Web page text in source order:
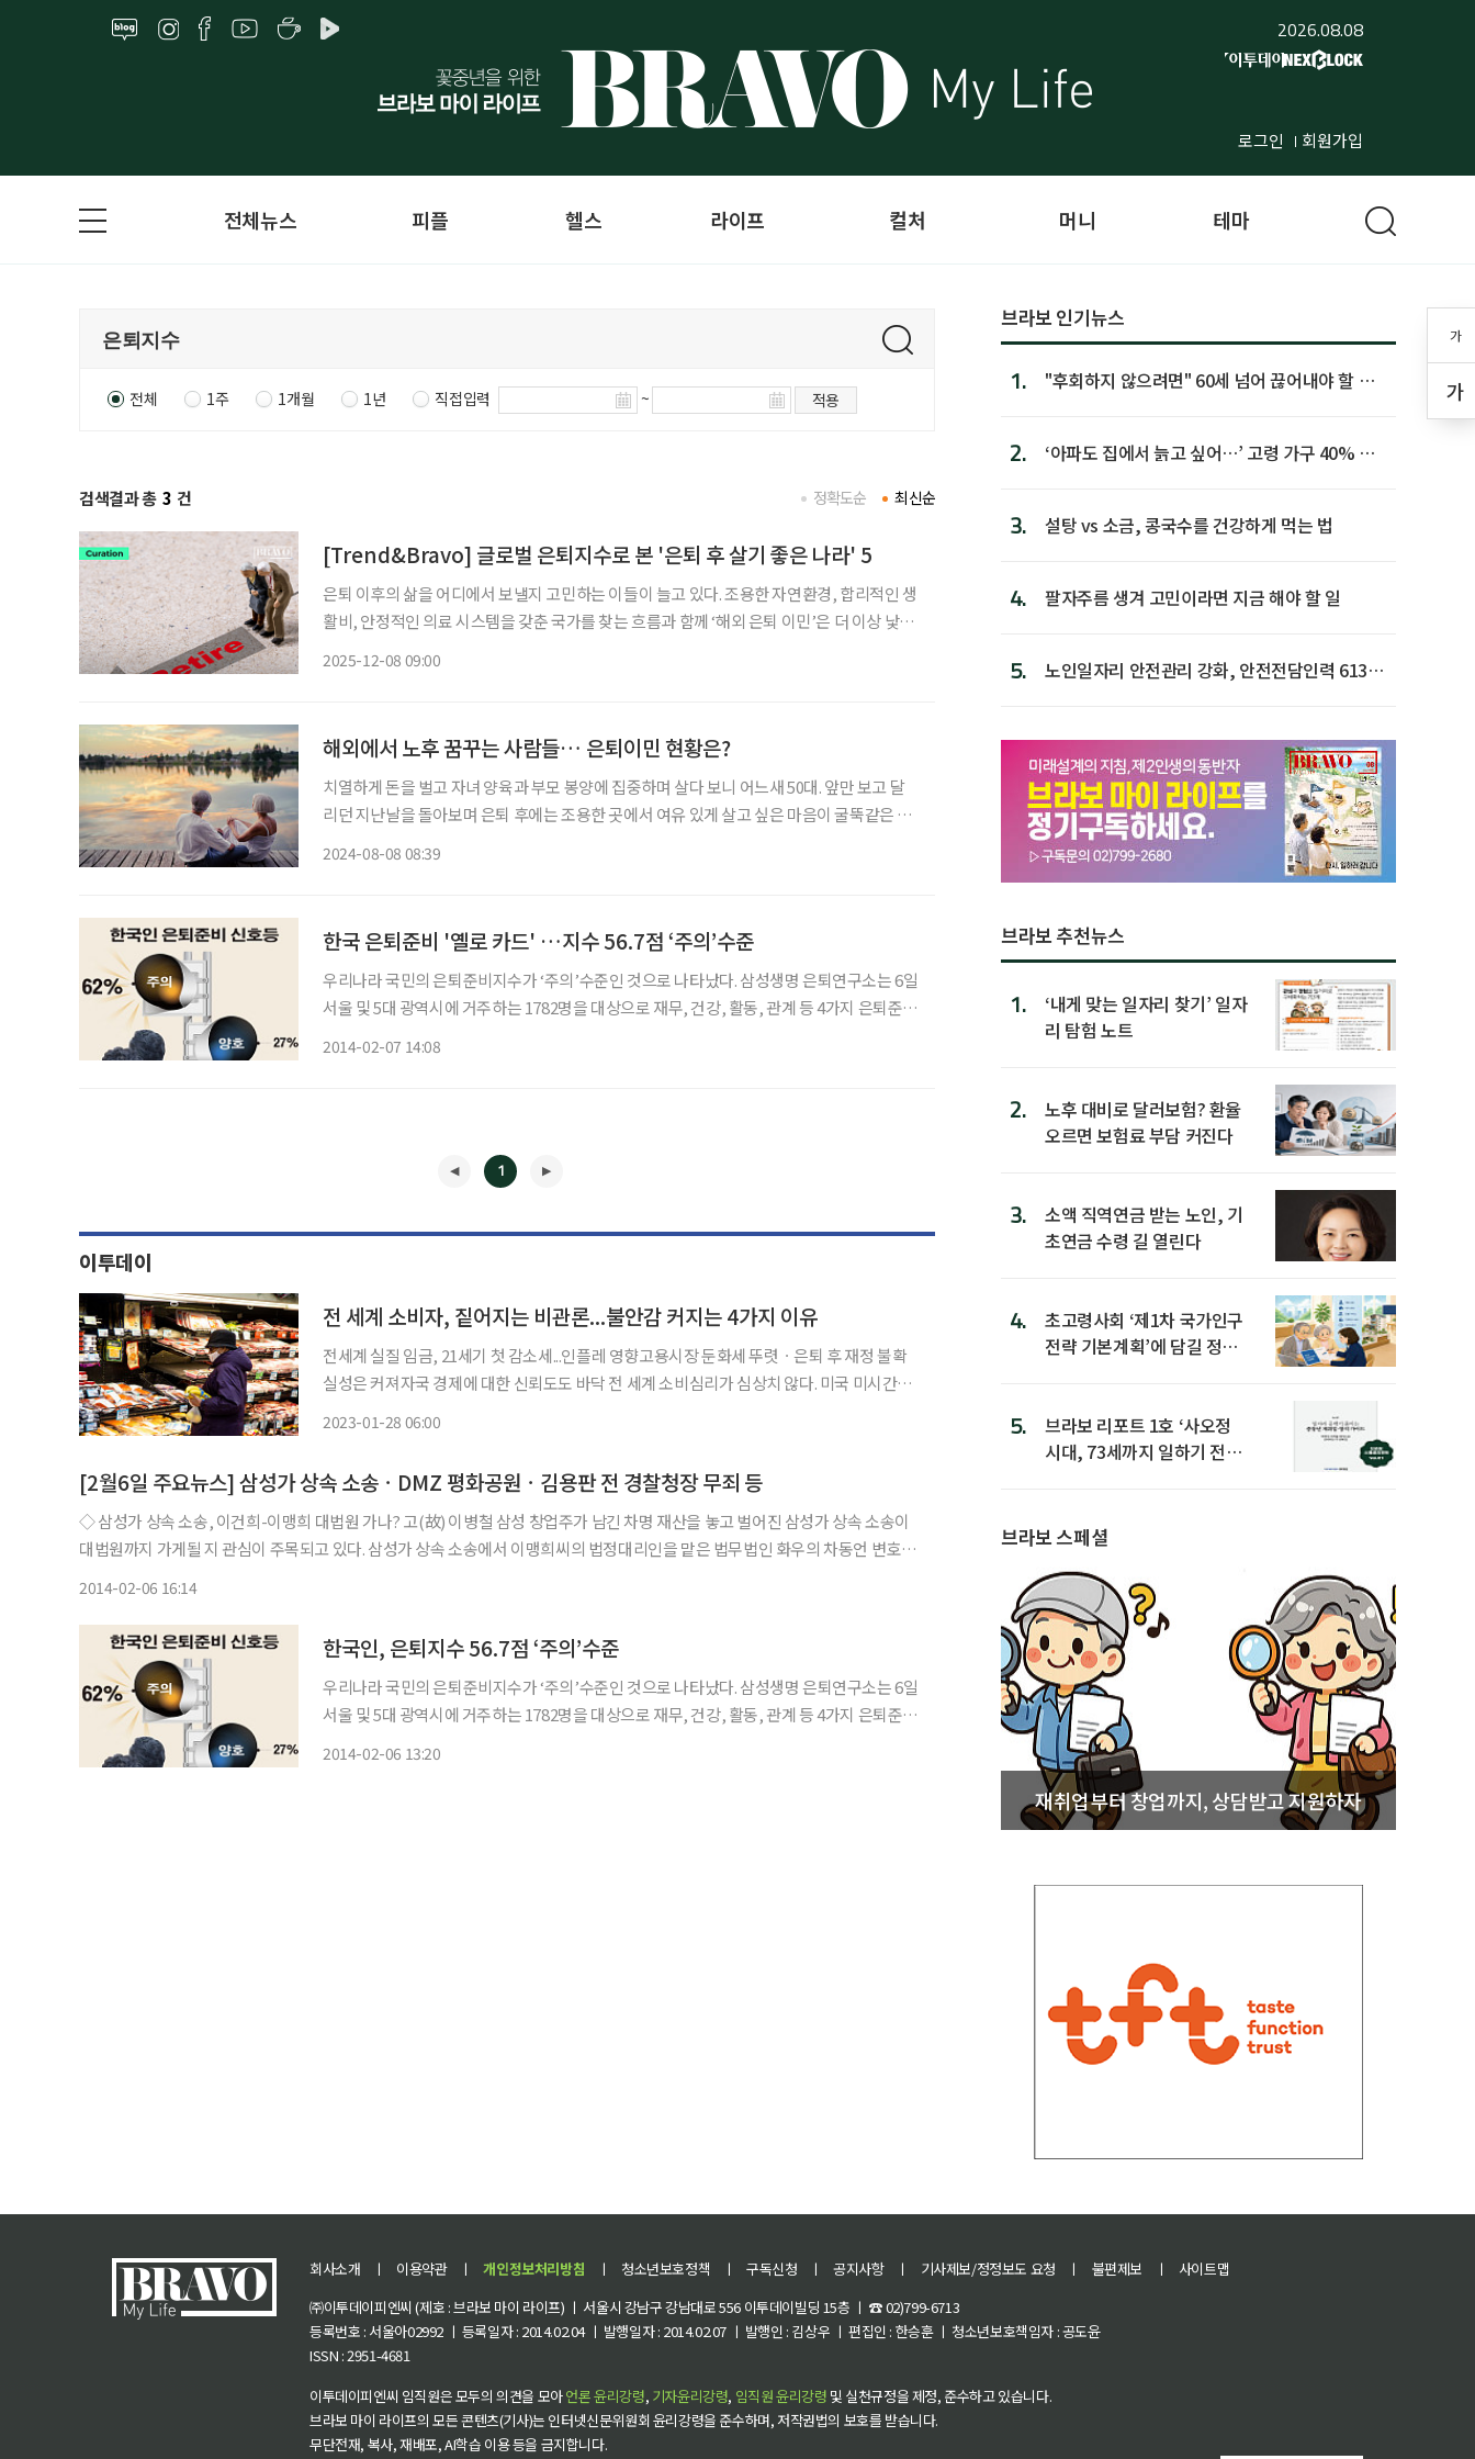
2026.08.08
로그인 회원가입
가
가
전체뉴스 피플 헬스 라이프 컬처 머니 테마
전체 1주 1개월 1년 직접입력 ~ 적용
검색결과 총 3 건 최신순
정확도순
[Trend&Bravo] 글로벌 은퇴지수로 본 '은퇴 후 살기 좋은 나라' 5
은퇴 이후의 삶을 어디에서 보낼지 고민하는 이들이 늘고 있다. 조용한 자연환경, 합리적인 생
활비, 안정적인 의료 시스템을 갖춘 국가를 찾는 흐름과 함께 ‘해외 은퇴 이민’은 더 이상 낯선
2025-12-08 09:00
해외에서 노후 꿈꾸는 사람들… 은퇴이민 현황은?
치열하게 돈을 벌고 자녀 양육과 부모 봉양에 집중하며 살다 보니 어느새 50대. 앞만 보고 달
리던 지난날을 돌아보며 은퇴 후에는 조용한 곳에서 여유 있게 살고 싶은 마음이 굴뚝같은 중
2024-08-08 08:39
한국 은퇴준비 '옐로 카드' …지수 56.7점 ‘주의’수준
우리나라 국민의 은퇴준비지수가 ‘주의’수준인 것으로 나타났다. 삼성생명 은퇴연구소는 6일
서울 및 5대 광역시에 거주하는 1782명을 대상으로 재무, 건강, 활동, 관계 등 4가지 은퇴준비
2014-02-07 14:08
1
이투데이
전 세계 소비자, 짙어지는 비관론...불안감 커지는 4가지 이유
전세계 실질 임금, 21세기 첫 감소세...인플레 영향고용시장 둔화세 뚜렷ㆍ은퇴 후 재정 불확
실성은 커져자국 경제에 대한 신뢰도도 바닥 전 세계 소비심리가 심상치 않다. 미국 미시간대
2023-01-28 06:00
[2월6일 주요뉴스] 삼성가 상속 소송ㆍDMZ 평화공원ㆍ김용판 전 경찰청장 무죄 등
◇ 삼성가 상속 소송, 이건희-이맹희 대법원 가나? 고(故) 이병철 삼성 창업주가 남긴 차명 재산을 놓고 벌어진 삼성가 상속 소송이
대법원까지 가게될 지 관심이 주목되고 있다. 삼성가 상속 소송에서 이맹희씨의 법정대리인을 맡은 법무법인 화우의 차동언 변호사
2014-02-06 16:14
한국인, 은퇴지수 56.7점 ‘주의’수준
우리나라 국민의 은퇴준비지수가 ‘주의’수준인 것으로 나타났다. 삼성생명 은퇴연구소는 6일
서울 및 5대 광역시에 거주하는 1782명을 대상으로 재무, 건강, 활동, 관계 등 4가지 은퇴준비
2014-02-06 13:20
브라보 인기뉴스
1.
"후회하지 않으려면" 60세 넘어 끊어내야 할 사
2.
‘아파도 집에서 늙고 싶어…’ 고령 가구 40% 노
3. 설탕 vs 소금, 콩국수를 건강하게 먹는 법
4. 팔자주름 생겨 고민이라면 지금 해야 할 일
5.
노인일자리 안전관리 강화, 안전전담인력 613명
브라보 추천뉴스
1.
‘내게 맞는 일자리 찾기’ 일자
리 탐험 노트
2.
노후 대비로 달러보험? 환율
오르면 보험료 부담 커진다
3.
소액 직역연금 받는 노인, 기
초연금 수령 길 열린다
4.
초고령사회 ‘제1차 국가인구
전략 기본계획’에 담길 정책
5.
브라보 리포트 1호 ‘사오정
시대, 73세까지 일하기 전략’
브라보 스페셜
재취업부터 창업까지, 상담받고 지원하자
회사소개 ㅣ 이용약관 ㅣ 개인정보처리방침 ㅣ 청소년보호정책 ㅣ 구독신청 ㅣ 공지사항 ㅣ 기사제보/정정보도 요청 ㅣ 불편제보 ㅣ
사이트맵
㈜이투데이피엔씨 (제호 : 브라보 마이 라이프) ㅣ 서울시 강남구 강남대로 556 이투데이빌딩 15층 ㅣ ☎ 02)799-6713
등록번호 : 서울아02992 ㅣ 등록일자 : 2014.02.04 ㅣ 발행일자 : 2014.02.07 ㅣ 발행인 : 김상우 ㅣ 편집인 : 한승훈 ㅣ 청소년보호책임자 : 공도윤
ISSN : 2951-4681
이투데이피엔씨 임직원은 모두의 의견을 모아언론 윤리강령, 기자윤리강령, 임직원 윤리강령 및 실천규정을 제정, 준수하고 있습니다.
브라보 마이 라이프의 모든 콘텐츠(기사)는 인터넷신문위원회 윤리강령을 준수하며, 저작권법의 보호를 받습니다.
무단전재, 복사, 재배포, AI학습 이용 등을 금지합니다.